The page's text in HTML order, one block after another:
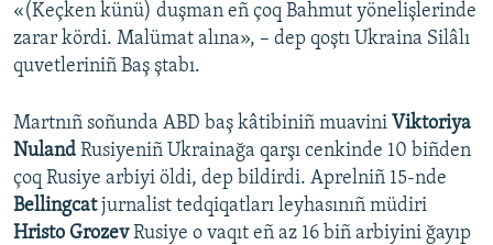
«(Keçken künü) duşman eñ çoq Bahmut yönelişlerinde
zarar kördi. Malümat alına», – dep qoştı Ukraina Silâlı
quvetleriniñ Baş ştabı.
Martnıñ soñunda ABD baş kâtibiniñ muavini Viktoriya
Nuland Rusiyeniñ Ukrainağa qarşı cenkinde 10 biñden
çoq Rusiye arbiyi öldi, dep bildirdi. Aprelniñ 15-nde
Bellingcatjurnalist tedqiqatları leyhasınıñ müdiri
Hristo GrozevRusiye o vaqıt eñ az 16 biñ arbiyini ğayıp